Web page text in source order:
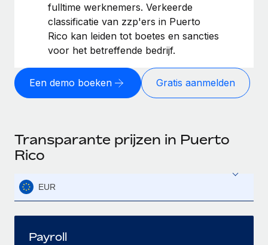
fulltime werknemers. Verkeerde
classificatie van zzp'ers in Puerto
Rico kan leiden tot boetes en sancties
voor het betreffende bedrijf.
Een demo boeken Gratis aanmelden
Transparante prijzen in Puerto
Rico
EUR
Payroll